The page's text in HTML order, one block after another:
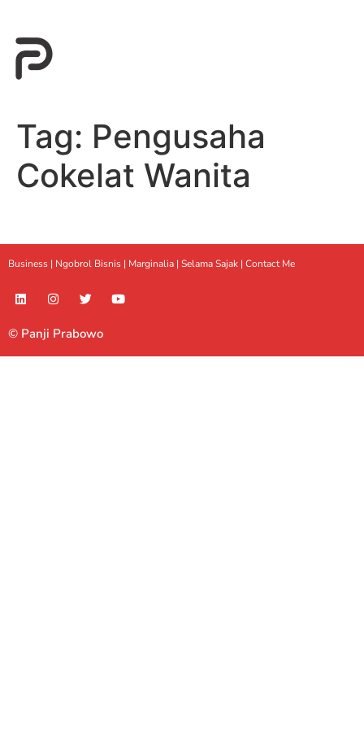
Tag: Pengusaha
Cokelat Wanita
Business | Ngobrol Bisnis | Marginalia | Selama Sajak | Contact Me
© Panji Prabowo